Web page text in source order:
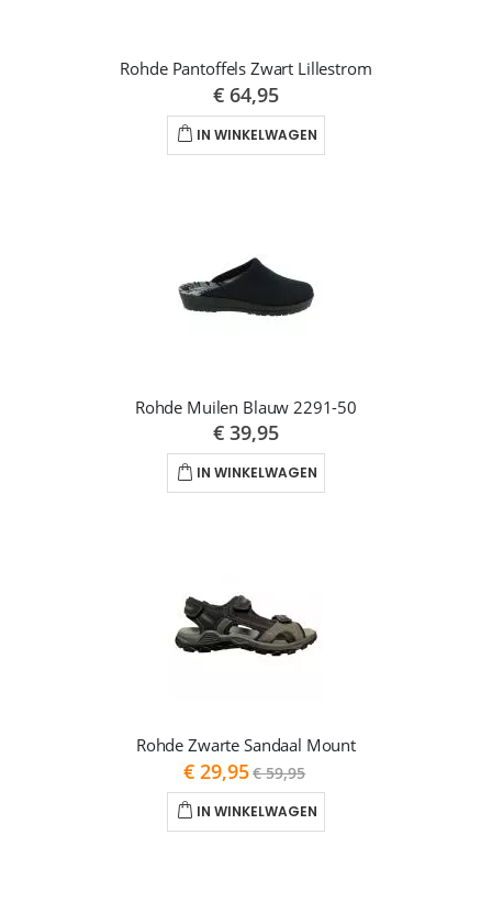
Rohde Pantoffels Zwart Lillestrom
€ 64,95
IN WINKELWAGEN
Rohde Muilen Blauw 2291-50
€ 39,95
IN WINKELWAGEN
Rohde Zwarte Sandaal Mount
As
low
as
€ 29,95€ 59,95
IN WINKELWAGEN